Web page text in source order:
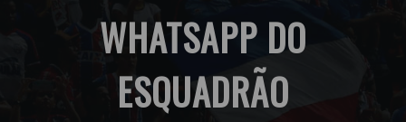
WHATSAPP DO
ESQUADRÃO